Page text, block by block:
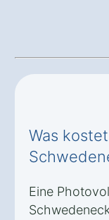
Was
Eine